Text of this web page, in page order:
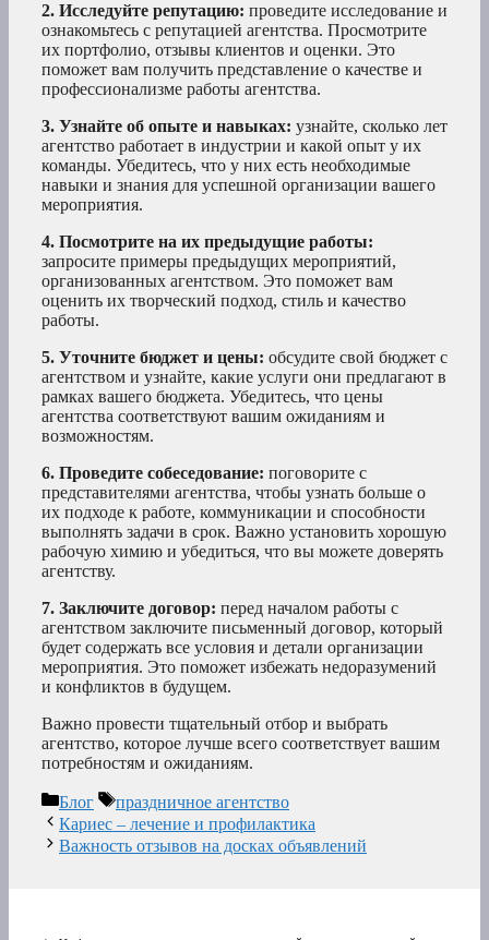
2. Исследуйте репутацию: проведите исследование и
ознакомьтесь с репутацией агентства. Просмотрите
их портфолио, отзывы клиентов и оценки. Это
поможет вам получить представление о качестве и
профессионализме работы агентства.
3. Узнайте об опыте и навыках: узнайте, сколько лет
агентство работает в индустрии и какой опыт у их
команды. Убедитесь, что у них есть необходимые
навыки и знания для успешной организации вашего
мероприятия.
4. Посмотрите на их предыдущие работы:
запросите примеры предыдущих мероприятий,
организованных агентством. Это поможет вам
оценить их творческий подход, стиль и качество
работы.
5. Уточните бюджет и цены: обсудите свой бюджет с
агентством и узнайте, какие услуги они предлагают в
рамках вашего бюджета. Убедитесь, что цены
агентства соответствуют вашим ожиданиям и
возможностям.
6. Проведите собеседование: поговорите с
представителями агентства, чтобы узнать больше о
их подходе к работе, коммуникации и способности
выполнять задачи в срок. Важно установить хорошую
рабочую химию и убедиться, что вы можете доверять
агентству.
7. Заключите договор: перед началом работы с
агентством заключите письменный договор, который
будет содержать все условия и детали организации
мероприятия. Это поможет избежать недоразумений
и конфликтов в будущем.
Важно провести тщательный отбор и выбрать
агентство, которое лучше всего соответствует вашим
потребностям и ожиданиям.
Рубрики
Блог Метки
праздничное агентство
Кариес – лечение и профилактика
Важность отзывов на досках объявлений